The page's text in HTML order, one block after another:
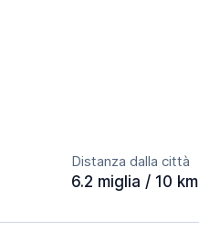
Distanza dalla città
6.2 miglia / 10 km